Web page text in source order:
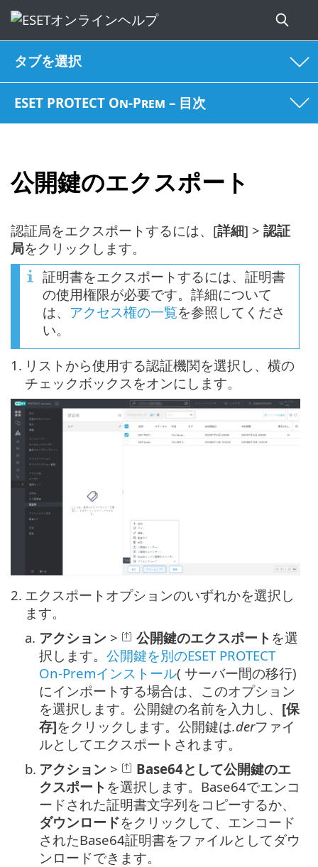
タブを選択
ESET PROTECT On-Prem – 目次
公開鍵のエクスポート
認証局をエクスポートするには、[詳細] > 認証
局をクリックします。
証明書をエクスポートするには、証明書
の使用権限が必要です。詳細について
は、 アクセス権の一覧を参照してくださ
い。
1. リストから使用する認証機関を選択し、横の
チェックボックスをオンにします。
2. エクスポートオプションのいずれかを選択し
ます。
a. アクション > 公開鍵のエクスポート を選
択します。 公開鍵を別のESET PROTECT
On-Premインストール( サーバー間の移行)
にインポートする場合は、このオプション
を選択します。公開鍵の名前を入力し、 [保
存]をクリックします。公開鍵は.derファイ
ルとしてエクスポートされます。
b. アクション >
Base64として公開鍵のエ
クスポート を選択します。Base64でエンコ
ードされた証明書文字列をコピーするか、
ダウンロードをクリックして、エンコード
されたBase64証明書をファイルとしてダウ
ンロードできます。